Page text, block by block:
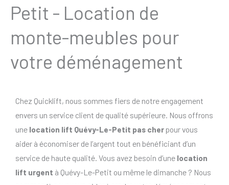
Petit - Location de
monte-meubles pour
votre déménagement
Chez Quicklift, nous sommes fiers de notre engagement
envers un service client de qualité supérieure. Nous offrons
une location lift Quévy-Le-Petit pas cher pour vous
aider à économiser de l’argent tout en bénéficiant d’un
service de haute qualité. Vous avez besoin d’une location
lift urgent à Quévy-Le-Petit ou même le dimanche ? Nous